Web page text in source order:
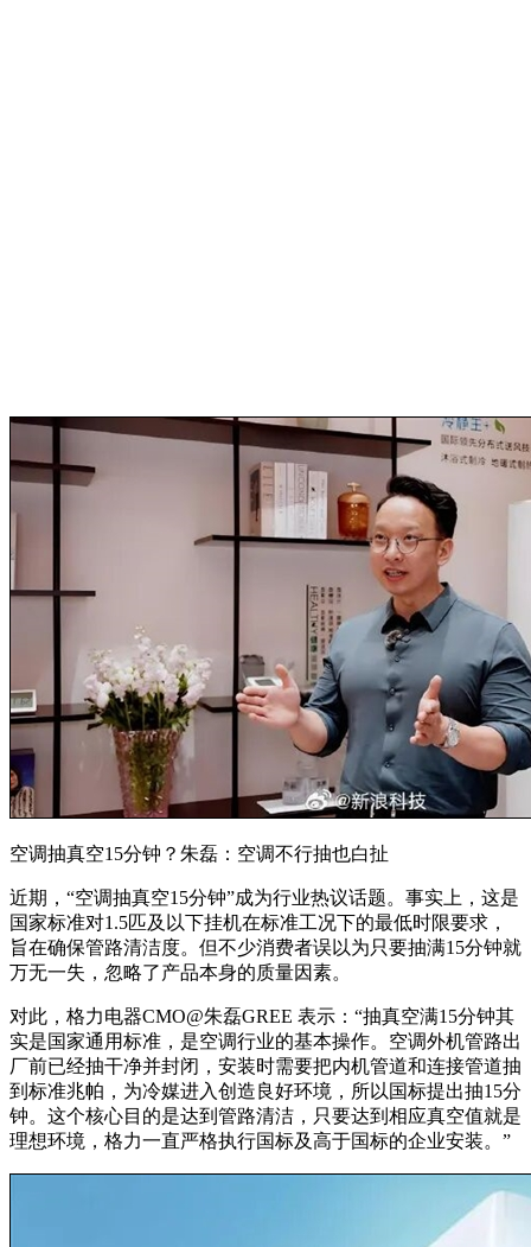
空调抽真空15分钟？朱磊：空调不行抽也白扯
近期，“空调抽真空15分钟”成为行业热议话题。事实上，这是
国家标准对1.5匹及以下挂机在标准工况下的最低时限要求，
旨在确保管路清洁度。但不少消费者误以为只要抽满15分钟就
万无一失，忽略了产品本身的质量因素。
对此，格力电器CMO@朱磊GREE 表示：“抽真空满15分钟其
实是国家通用标准，是空调行业的基本操作。空调外机管路出
厂前已经抽干净并封闭，安装时需要把内机管道和连接管道抽
到标准兆帕，为冷媒进入创造良好环境，所以国标提出抽15分
钟。这个核心目的是达到管路清洁，只要达到相应真空值就是
理想环境，格力一直严格执行国标及高于国标的企业安装。”